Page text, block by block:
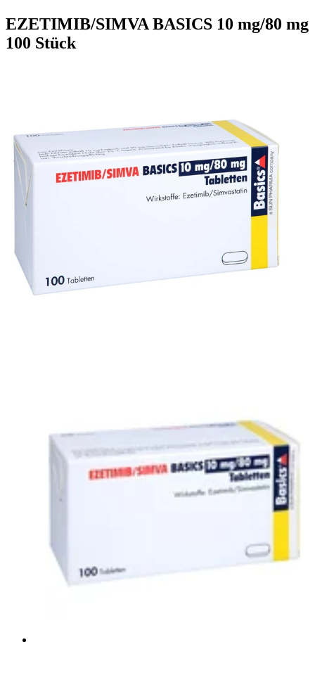
EZETIMIB/SIMVA BASICS 10 mg/80 mg
100 Stück